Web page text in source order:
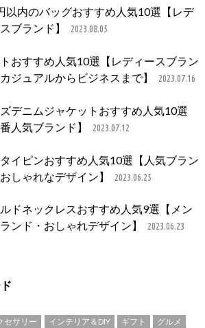
以内のバッグおすすめ人気10選【レデ
ブランド】
2023.08.05
おすすめ人気10選【レディースブラン
ジュアルからビジネスまで】
2023.07.16
ズデニムジャケットおすすめ人気10選
番人気ブランド】
2023.07.12
イピンおすすめ人気10選【人気ブラン
しゃれなデザイン】
2023.06.25
ドネックレスおすすめ人気9選【メン
ンド・おしゃれデザイン】
2023.06.23
セサリー インテリア＆DIY ギフト
グルメ